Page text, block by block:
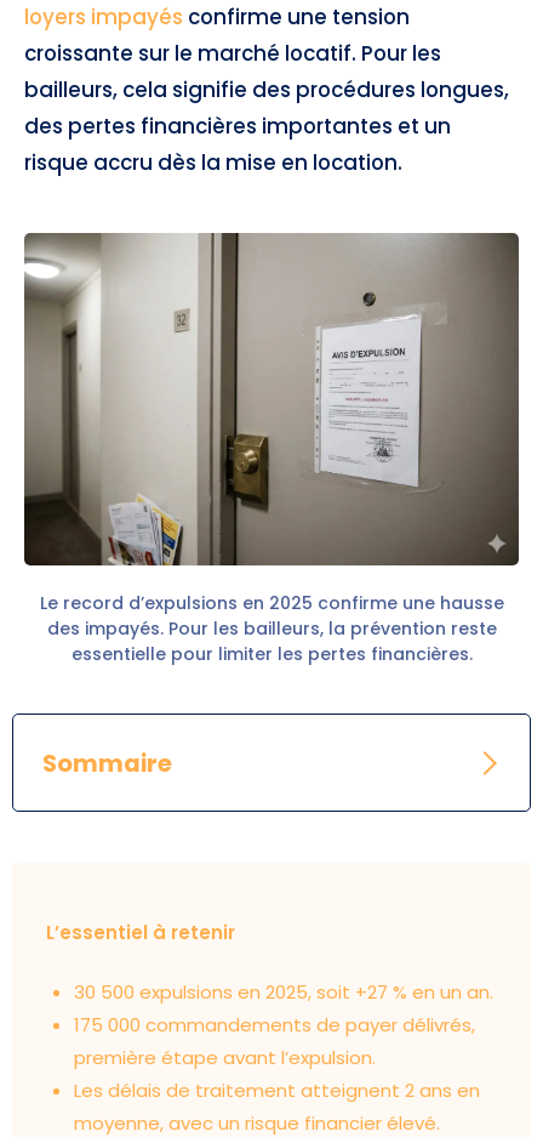
loyers impayés confirme une tension
croissante sur le marché locatif. Pour les
bailleurs, cela signifie des procédures longues,
des pertes financières importantes et un
risque accru dès la mise en location.
Le record d’expulsions en 2025 confirme une hausse
des impayés. Pour les bailleurs, la prévention reste
essentielle pour limiter les pertes financières.
Sommaire
L’essentiel à retenir
30 500 expulsions en 2025, soit +27 % en un an.
175 000 commandements de payer délivrés,
première étape avant l’expulsion.
Les délais de traitement atteignent 2 ans en
moyenne, avec un risque financier élevé.